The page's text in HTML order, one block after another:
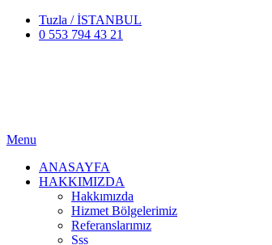
Tuzla / İSTANBUL
0 553 794 43 21
Menu
ANASAYFA
HAKKIMIZDA
Hakkımızda
Hizmet Bölgelerimiz
Referanslarımız
Sss